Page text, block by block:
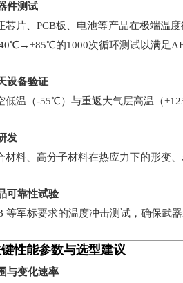
件测试
芯片、PCB板、电池等产品在极端温
的1000次循环测试以满足
设备验证
低温（-55℃）与重返大气层高温（
发
材料、高分子材料在热应力下的形变
可靠性试验
等军标要求的温度冲击测试，确保武
性能参数与选型建议
与变化速率